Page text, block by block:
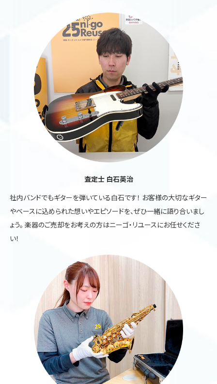
査定士 白石英治
社内バンドでもギターを弾いている白石です！ お客様の大切なギター
やベースに込められた想いやエピソードを、ぜひ一緒に語り合いまし
ょう。 楽器のご売却をお考えの方はニーゴ・リユースにお任せくださ
い！